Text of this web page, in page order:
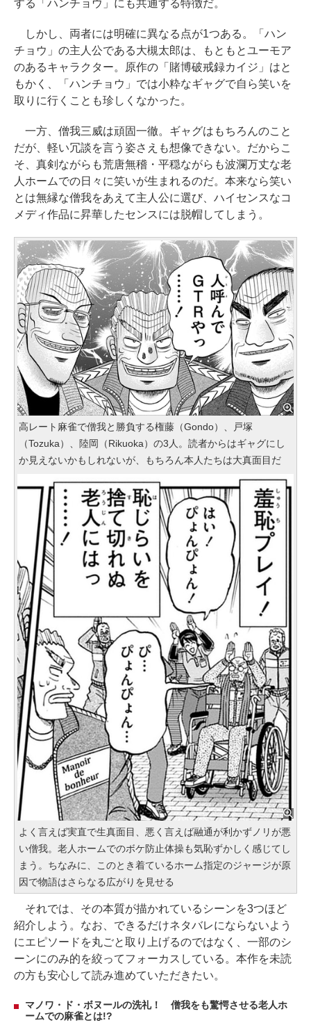
する「ハンチョウ」にも共通する特徴だ。
しかし、両者には明確に異なる点が1つある。「ハン
チョウ」の主人公である大槻太郎は、もともとユーモア
のあるキャラクター。原作の「賭博破戒録カイジ」はと
もかく、「ハンチョウ」では小粋なギャグで自ら笑いを
取りに行くことも珍しくなかった。
一方、僧我三威は頑固一徹。ギャグはもちろんのこと
だが、軽い冗談を言う姿さえも想像できない。だからこ
そ、真剣ながらも荒唐無稽・平穏ながらも波瀾万丈な老
人ホームでの日々に笑いが生まれるのだ。本来なら笑い
とは無縁な僧我をあえて主人公に選び、ハイセンスなコ
メディ作品に昇華したセンスには脱帽してしまう。
高レート麻雀で僧我と勝負する権藤（Gondo）、戸塚
（Tozuka）、陸岡（Rikuoka）の3人。読者からはギャグにし
か見えないかもしれないが、もちろん本人たちは大真面目だ
よく言えば実直で生真面目、悪く言えば融通が利かずノリが悪
い僧我。老人ホームでのボケ防止体操も気恥ずかしく感じてし
まう。ちなみに、このとき着ているホーム指定のジャージが原
因で物語はさらなる広がりを見せる
それでは、その本質が描かれているシーンを3つほど
紹介しよう。なお、できるだけネタバレにならないよう
にエピソードを丸ごと取り上げるのではなく、一部のシ
ーンにのみ的を絞ってフォーカスしている。本作を未読
の方も安心して読み進めていただきたい。
マノワ・ド・ボヌールの洗礼！ 僧我をも驚愕させる老人ホ
ームでの麻雀とは!?